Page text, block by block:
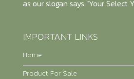
as our slogan says "Your Select
IMPORTANT LINKS
Home
Product For Sale